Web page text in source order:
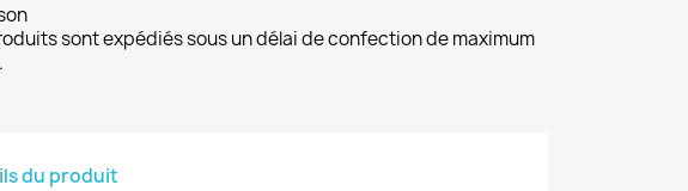
sont expédiés sous un délai de confection de maximum
du produit